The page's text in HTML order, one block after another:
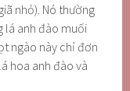
nhỏ). Nó thường
lá anh đào muối
ngào này chỉ đơn
hoa anh đào và